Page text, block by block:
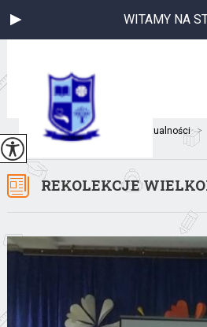
WITAMY NA
Jesteś tutaj:Home Aktualności >
REKOLEKCJE